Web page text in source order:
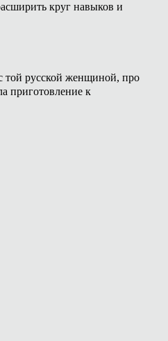
круг навыков и
той русской женщиной, про
приготовление к